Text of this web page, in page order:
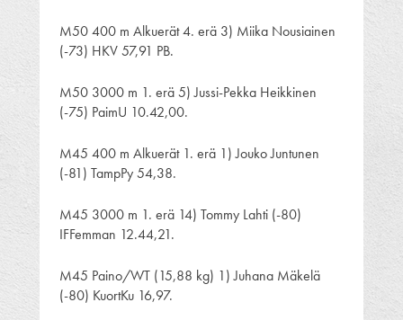
M50 400 m Alkuerät 4. erä 3) Miika Nousiainen
(-73) HKV 57,91 PB.
M50 3000 m 1. erä 5) Jussi-Pekka Heikkinen
(-75) PaimU 10.42,00.
M45 400 m Alkuerät 1. erä 1) Jouko Juntunen
(-81) TampPy 54,38.
M45 3000 m 1. erä 14) Tommy Lahti (-80)
IFFemman 12.44,21.
M45 Paino/WT (15,88 kg) 1) Juhana Mäkelä
(-80) KuortKu 16,97.